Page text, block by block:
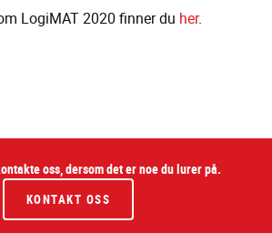
LogiMAT 2020 finner du her.
oss, dersom det er noe du lurer på.
KONTAKT OSS